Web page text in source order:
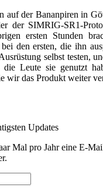
auf der Bananpiren in
der SIMRIG-SR1-
ersten Stunden
den ersten, die ihn
selbst testen,
die Leute sie genutzt
wir das Produkt weiter
Updates
Mal pro Jahr eine E-